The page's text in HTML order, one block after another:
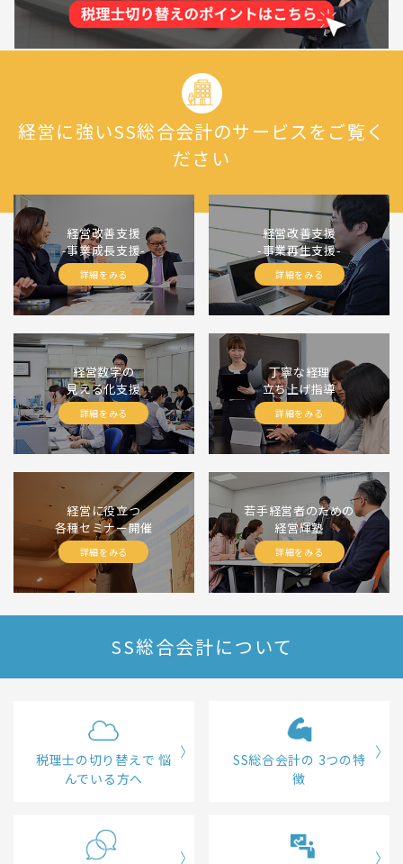
経営に強いSS総合会計のサービスをご覧く
ださい
経営改善支援
-事業成長支援-
詳細をみる
経営改善支援
-事業再生支援-
詳細をみる
経営数字の
見える化支援
詳細をみる
丁寧な経理
立ち上げ指導
詳細をみる
経営に役立つ
各種セミナー開催
詳細をみる
若手経営者のための
経営輝塾
詳細をみる
SS総合会計について
税理士の切り替えで 悩
んでいる方へ
SS総合会計の 3つの特
徴